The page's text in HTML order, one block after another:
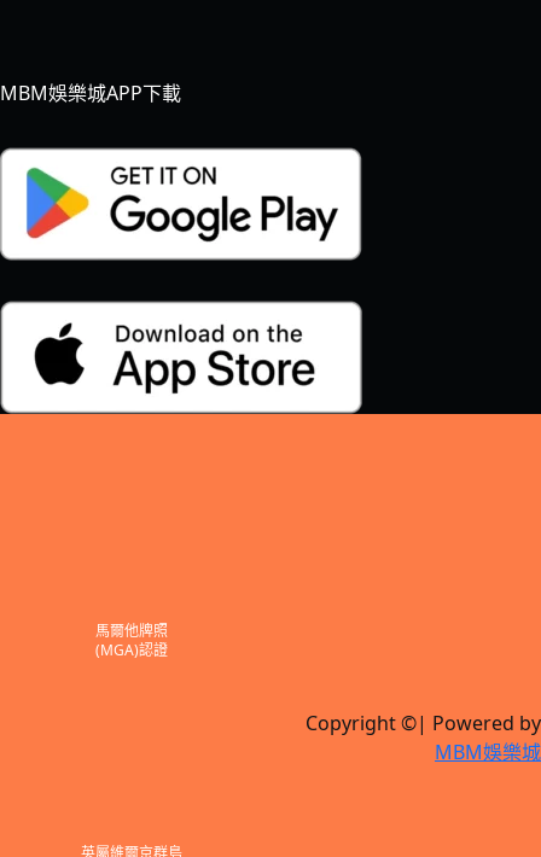
MBM娛樂城APP下載
馬爾他牌照
(MGA)認證
Copyright ©| Powered by
MBM娛樂城